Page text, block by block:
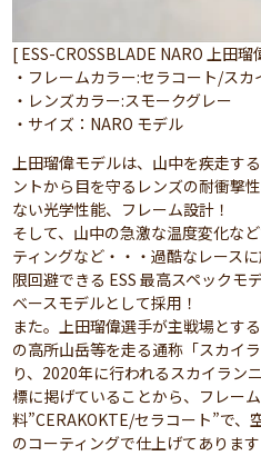
[ ESS-CROSSBLADE NARO 上田
・フレームカラー:セラコート/スカ
・レンズカラー:スモークグレー
・サイズ：NARO モデル
上田瑠偉モデルは、山中を疾走す
ントから目を守るレンズの耐衝撃
ない光学性能、フレーム設計！
そして、山中の急激な温度変化な
ティングなど・・・過酷なレース
限回避できる ESS 最高スペックモ
ベースモデルとして採用！
また。上田瑠偉選手が主戦場とす
の高所山岳等を走る通称「スカイ
り、2020年に行われるスカイラン
標に掲げていることから、フレー
料”CERAKOKTE/セラコート”で、
のコーティングで仕上げてあります